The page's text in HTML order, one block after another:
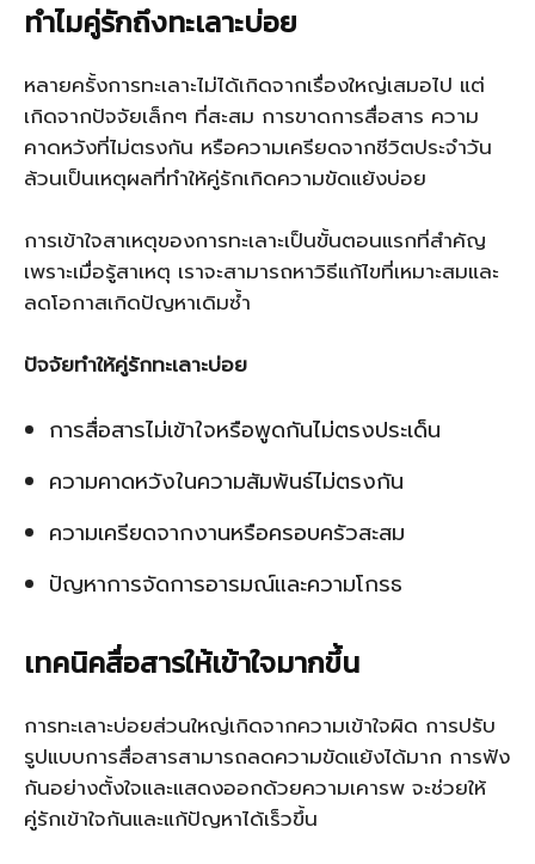
ทำไมคู่รักถึงทะเลาะบ่อย
หลายครั้งการทะเลาะไม่ได้เกิดจากเรื่องใหญ่เสมอไป แต่
เกิดจากปัจจัยเล็กๆ ที่สะสม การขาดการสื่อสาร ความ
คาดหวังที่ไม่ตรงกัน หรือความเครียดจากชีวิตประจำวัน
ล้วนเป็นเหตุผลที่ทำให้คู่รักเกิดความขัดแย้งบ่อย
การเข้าใจสาเหตุของการทะเลาะเป็นขั้นตอนแรกที่สำคัญ
เพราะเมื่อรู้สาเหตุ เราจะสามารถหาวิธีแก้ไขที่เหมาะสมและ
ลดโอกาสเกิดปัญหาเดิมซ้ำ
ปัจจัยทำให้คู่รักทะเลาะบ่อย
การสื่อสารไม่เข้าใจหรือพูดกันไม่ตรงประเด็น
ความคาดหวังในความสัมพันธ์ไม่ตรงกัน
ความเครียดจากงานหรือครอบครัวสะสม
ปัญหาการจัดการอารมณ์และความโกรธ
เทคนิคสื่อสารให้เข้าใจมากขึ้น
การทะเลาะบ่อยส่วนใหญ่เกิดจากความเข้าใจผิด การปรับ
รูปแบบการสื่อสารสามารถลดความขัดแย้งได้มาก การฟัง
กันอย่างตั้งใจและแสดงออกด้วยความเคารพ จะช่วยให้
คู่รักเข้าใจกันและแก้ปัญหาได้เร็วขึ้น